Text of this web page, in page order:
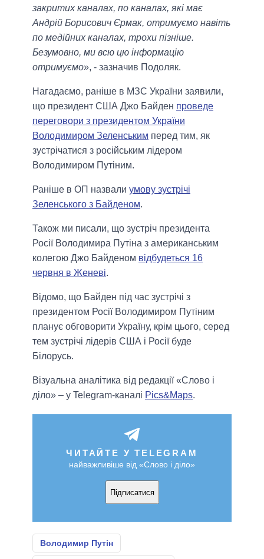
закритих каналах, по каналах, які має
Андрій Борисович Єрмак, отримуємо навіть
по медійних каналах, трохи пізніше.
Безумовно, ми всю цю інформацію
отримуємо», - зазначив Подоляк.
Нагадаємо, раніше в МЗС України заявили,
що президент США Джо Байден проведе
переговори з президентом України
Володимиром Зеленським перед тим, як
зустрічатися з російським лідером
Володимиром Путіним.
Раніше в ОП назвали умову зустрічі
Зеленського з Байденом.
Також ми писали, що зустріч президента
Росії Володимира Путіна з американським
колегою Джо Байденом відбудеться 16
червня в Женеві.
Відомо, що Байден під час зустрічі з
президентом Росії Володимиром Путіним
планує обговорити Україну, крім цього, серед
тем зустрічі лідерів США і Росії буде
Білорусь.
Візуальна аналітика від редакції «Слово і
діло» – у Telegram-каналі Pics&Maps.
ЧИТАЙТЕ У TELEGRAM
найважливіше від «Слово і діло»
Підписатися
Володимир Путін